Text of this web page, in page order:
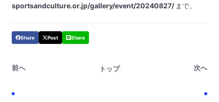
sportsandculture.or.jp/gallery/event/20240827/ まで。
Share Post Share
前へ トップ 次へ